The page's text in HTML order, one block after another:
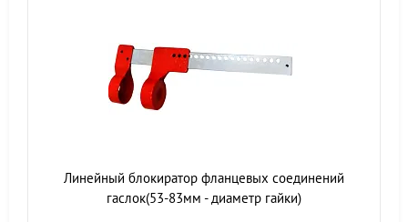
Линейный блокиратор фланцевых соединений
гаслок(53-83мм - диаметр гайки)